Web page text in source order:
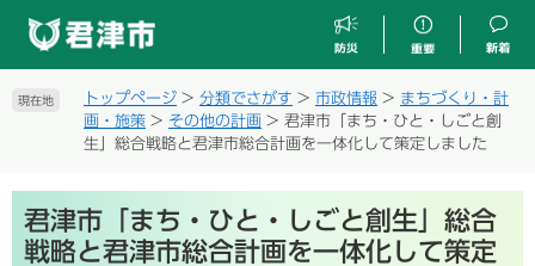
す
し
現在地 トップページ > 分類でさがす > 市政情報 > まちづくり・計
画・施策 > その他の計画 > 君津市「まち・ひと・しごと創
生」総合戦略と君津市総合計画を一体化して策定しました
文君津市「まち・ひと・しごと創生」総合
戦略と君津市総合計画を一体化して策定